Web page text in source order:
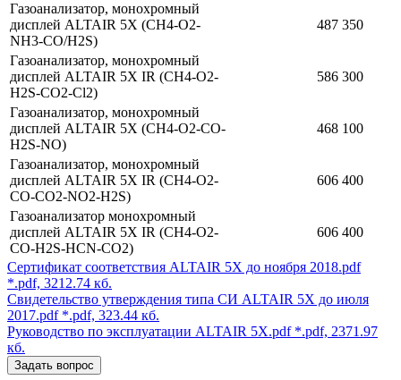
Газоанализатор, монохромный
дисплей ALTAIR 5X (CH4-O2-
NH3-CO/H2S)
487 350
Газоанализатор, монохромный
дисплей ALTAIR 5X IR (CH4-O2-
H2S-CO2-Cl2)
586 300
Газоанализатор, монохромный
дисплей ALTAIR 5X (CH4-O2-CO-
H2S-NO)
468 100
Газоанализатор, монохромный
дисплей ALTAIR 5X IR (CH4-O2-
CO-CO2-NO2-H2S)
606 400
Газоанализатор монохромный
дисплей ALTAIR 5X IR (CH4-O2-
CO-H2S-HCN-CO2)
606 400
Сертификат соответствия ALTAIR 5X до ноября 2018.pdf
*.pdf, 3212.74 кб.
Свидетельство утверждения типа СИ ALTAIR 5X до июля
2017.pdf*.pdf, 323.44 кб.
Руководство по эксплуатации ALTAIR 5X.pdf*.pdf, 2371.97
кб.
Задать вопрос